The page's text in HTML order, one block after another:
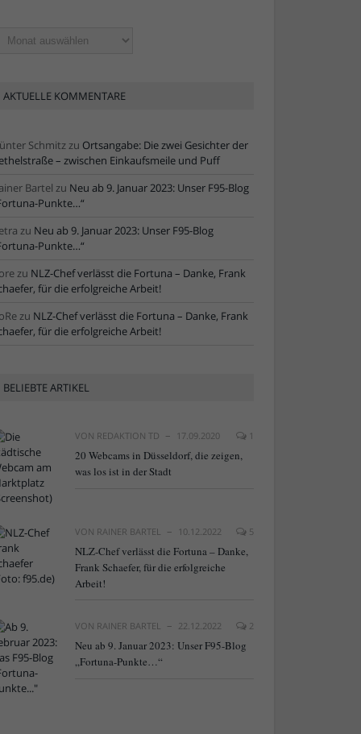
AKTUELLE KOMMENTARE
Schmitzzu Ortsangabe: Die zwei Gesichter der
– zwischen Einkaufsmeile und Puff
Bartel zu Neu ab 9. Januar 2023: Unser F95-Blog
Punkte…“
zu Neu ab 9. Januar 2023: Unser F95-Blog
Punkte…“
zu NLZ-Chef verlässt die Fortuna – Danke, Frank
für die erfolgreiche Arbeit!
zu NLZ-Chef verlässt die Fortuna – Danke, Frank
für die erfolgreiche Arbeit!
BELIEBTE ARTIKEL
VON REDAKTION TD 17.09.2020 1
20 Webcams in Düsseldorf, die zeigen,
was los ist in der Stadt
VON RAINER BARTEL 10.12.2022 5
NLZ-Chef verlässt die Fortuna – Danke,
Frank Schaefer, für die erfolgreiche
Arbeit!
VON RAINER BARTEL 22.12.2022 2
Neu ab 9. Januar 2023: Unser F95-Blog
„Fortuna-Punkte…“